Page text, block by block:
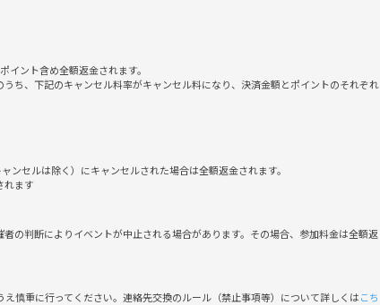
イント含め全額返金されます。
ち、下記のキャンセル料率がキャンセル料になり、決済金額とポイントのそれぞれ
ンセルは除く）にキャンセルされた場合は全額返金されます。
れます
の判断によりイベントが中止される場合があります。その場合、参加料金は全額返
慎重に行ってください。連絡先交換のルール（禁止事項等）について詳しくはこち